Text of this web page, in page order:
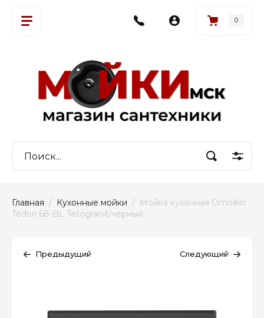
0
Главная / Кухонные мойки /  Мойка кухонная Omoikiri
Tedori 68-BL Tetogranit/черный
Предыдущий Следующий